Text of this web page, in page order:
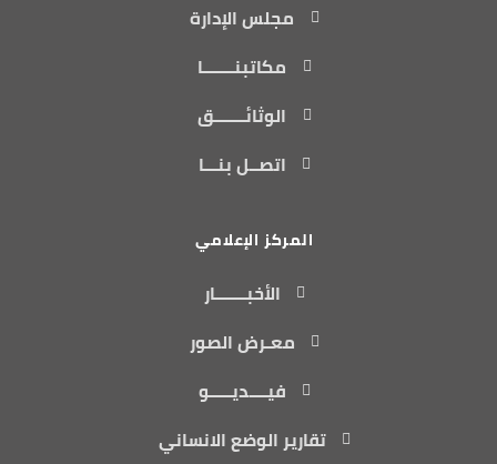
مجلس الإدارة
مكاتبنـــــــا
الوثائـــــــق
اتصــل بنـــا
المركز الإعلامي
الأخبـــــــار
معـرض الصور
فيــــديـــــو
تقارير الوضع الانساني